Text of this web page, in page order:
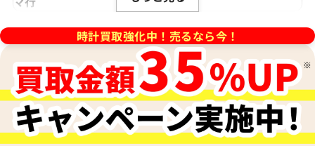
ロイヤル オーク オフショ
チーム クロノグラフ
オーデマ ピゲ ロイヤルオー
クロノグラフ
ANONIMO
Alain Silberstein
アラン・シルベスタイン
Armand Nicolet
アルマン・ニコレ
WALTHAM
ウォルサム
HUBLOT
ガガミラノ
Quinting
クインティング
Cuervo y Sobrinos
クエルボ・イ・ソブリノス
CVSTOS
クストス
Chronoswiss
CITIZEN
シチズン
CHANEL
シャネル
Chopard
ショパール
CHAUMET
ショーメ
ダニエル・ロート
TUDOR
チューダー(チュードル)
Tiffany & Co.
ティファニー
Dior
ディオール
Harry Winston
Patek Philippe
パテック フィリップ
Panerai
パネライ
Parmigiani Fleurier
モーリス・ラクロア
RALPH LAUREN
Richard Mille
リシャール・ミル
Louis Vuitton
ルイ・ヴィトン
Luminox
時計買取強化中！売るなら今！